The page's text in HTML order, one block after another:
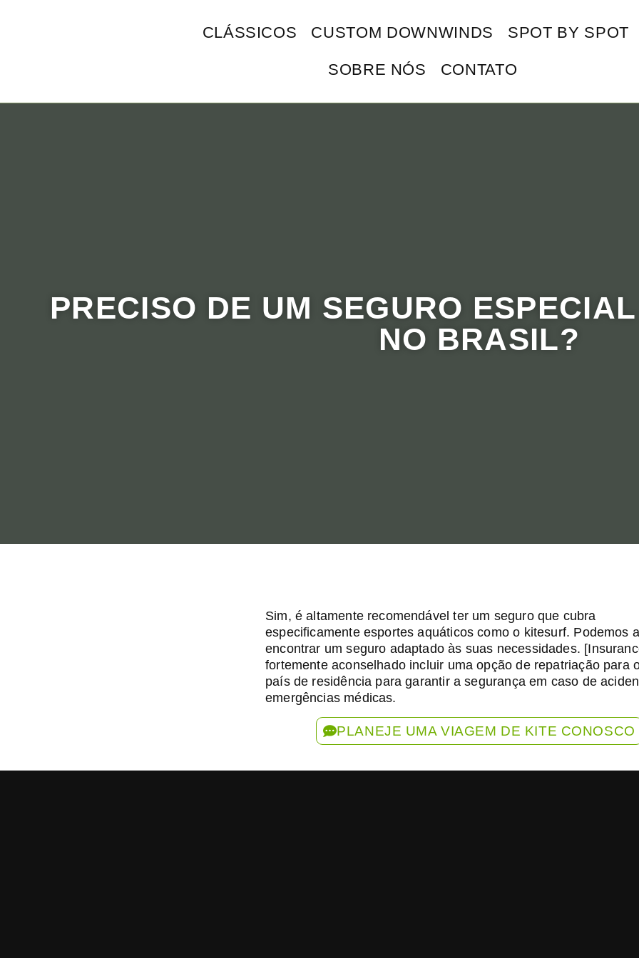
CLÁSSICOS CUSTOM DOWNWINDS SPOT BY SPOT
SOBRE NÓS CONTATO
PRECISO DE UM SEGURO
NO BRASIL?
Sim, é altamente recomendável ter um seguro que cubra
especificamente esportes aquáticos como o kitesurf. Podemos
encontrar um seguro adaptado às suas necessidades.
fortemente aconselhado incluir uma opção de repatriação para
país de residência para garantir a segurança em caso de
emergências médicas.
PLANEJE UMA VIAGEM DE KITE CONOSCO